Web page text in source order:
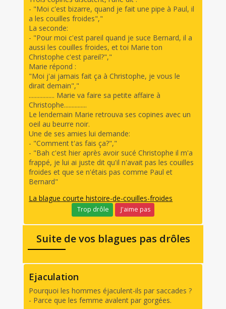
- "Moi c'est bizarre, quand je fait une pipe à Paul, il
a les couilles froides","
La seconde:
- "Pour moi c'est pareil quand je suce Bernard, il a
aussi les couilles froides, et toi Marie ton
Christophe c'est pareil?","
Marie répond :
"Moi j'ai jamais fait ça à Christophe, je vous le
dirait demain","
................. Marie va faire sa petite affaire à
Christophe...............
Le lendemain Marie retrouva ses copines avec un
oeil au beurre noir.
Une de ses amies lui demande:
- "Comment t'as fais ça?","
- "Bah c'est hier après avoir sucé Christophe il m'a
frappé, je lui ai juste dit qu'il n'avait pas les couilles
froides et que se n'étais pas comme Paul et
Bernard"
La blague courte histoire-de-couilles-froides
Trop drôle J'aime pas
Suite de vos blagues pas drôles
Ejaculation
Pourquoi les hommes éjaculent-ils par saccades ?
- Parce que les femme avalent par gorgées.